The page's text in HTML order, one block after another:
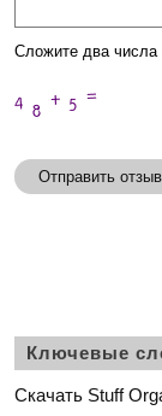
Сложите два числа
Отправить отзыв
Ключевые
Скачать Stuff